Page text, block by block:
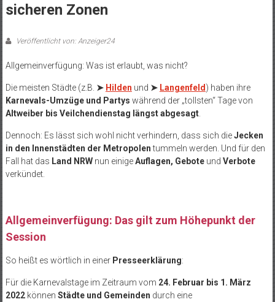
sicheren Zonen
Veröffentlicht von: Anzeiger24
Allgemeinverfügung: Was ist erlaubt, was nicht?
Die meisten Städte (z.B. ➤ Hilden und ➤ Langenfeld) haben ihre
Karnevals-Umzüge und Partys während der „tollsten“ Tage von
Altweiber bis Veilchendienstag längst abgesagt.
Dennoch: Es lässt sich wohl nicht verhindern, dass sich dieJecken
in den Innenstädten der Metropolentummeln werden. Und für den
Fall hat das Land NRWnun einigeAuflagen, Geboteund Verbote
verkündet.
Allgemeinverfügung: Das gilt zum Höhepunkt der
Session
So heißt es wörtlich in einer Presseerklärung:
Für die Karnevalstage im Zeitraum vom 24. Februar bis 1. März
2022können Städte und Gemeinden durch eine